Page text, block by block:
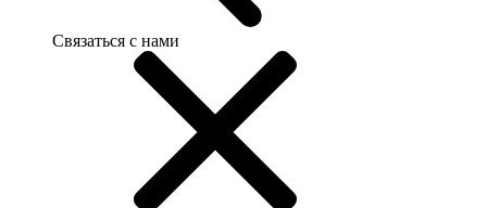
Связаться с нами